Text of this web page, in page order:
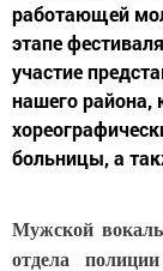
работающей
этапе
участие
нашего района,
больницы, а
Мужской
отдела